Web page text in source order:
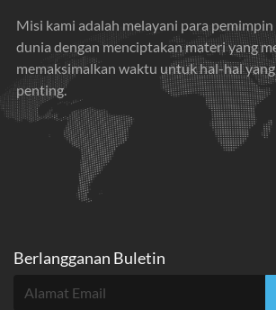
Misi kami adalah melayani para
dunia dengan menciptakan materi yang
memaksimalkan waktu untuk hal-hal
penting.
Berlangganan Buletin